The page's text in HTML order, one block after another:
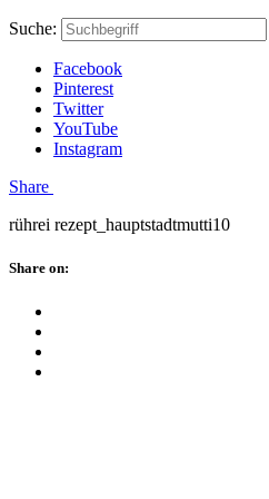
Skip
content
Hauptstadtmutti
Schließen
Search
Schließen
Suche:
Facebook
Pinterest
Twitter
YouTube
Instagram
Menü
Share
rührei rezept_hauptstadtmutti10
Schließen
Share on: